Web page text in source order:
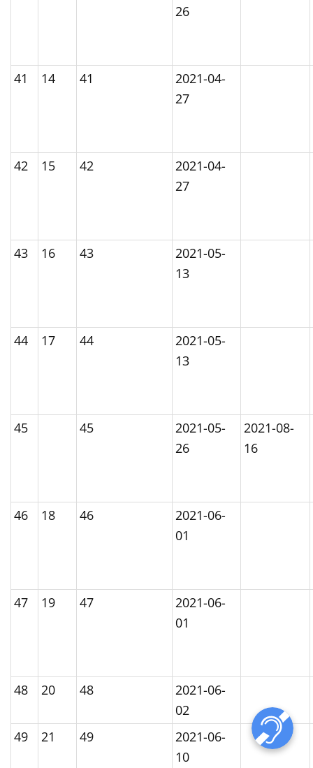
26
41 14 41
2021-04-
27
42 15 42
2021-04-
27
43 16 43
2021-05-
13
44 17 44
2021-05-
13
45 45
2021-05-
26
2021-08-
16
46 18 46
2021-06-
01
47 19 47
2021-06-
01
48 20 48
2021-06-
02
49
21 49
2021-06-
10